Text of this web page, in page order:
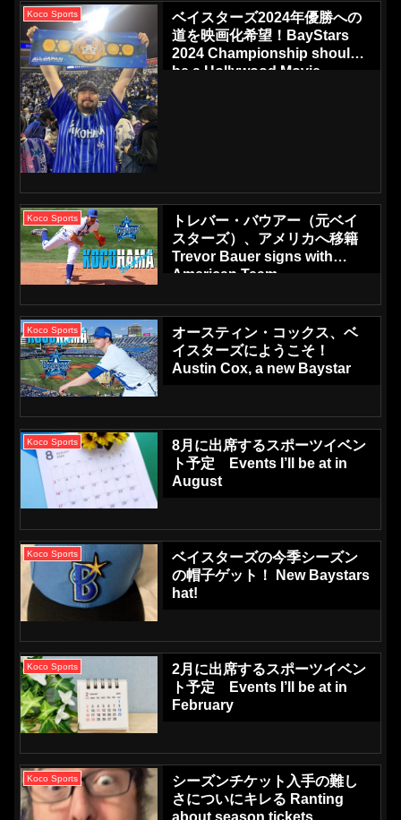
Koco Sports
ベイスターズ2024年優勝への
道を映画化希望！BayStars
2024 Championship should
be a Hollywood Movie
Koco Sports
トレバー・バウアー（元ベイ
スターズ）、アメリカへ移籍
Trevor Bauer signs with
American Team
Koco Sports
オースティン・コックス、ベ
イスターズにようこそ！
Austin Cox, a new Baystar
Koco Sports
8月に出席するスポーツイベン
ト予定 Events I’ll be at in
August
Koco Sports
ベイスターズの今季シーズン
の帽子ゲット！ New Baystars
hat!
Koco Sports
2月に出席するスポーツイベン
ト予定 Events I’ll be at in
February
Koco Sports
シーズンチケット入手の難し
さについにキレる Ranting